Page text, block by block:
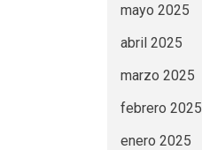
mayo 2025
abril 2025
marzo 2025
febrero 2025
enero 2025